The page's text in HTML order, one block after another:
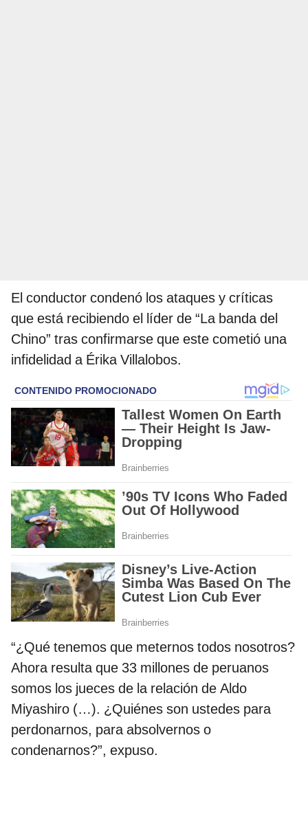
El conductor condenó los ataques y críticas
que está recibiendo el líder de “La banda del
Chino” tras confirmarse que este cometió una
infidelidad a Érika Villalobos.
“¿Qué tenemos que meternos todos nosotros?
Ahora resulta que 33 millones de peruanos
somos los jueces de la relación de Aldo
Miyashiro (…). ¿Quiénes son ustedes para
perdonarnos, para absolvernos o
condenarnos?”, expuso.